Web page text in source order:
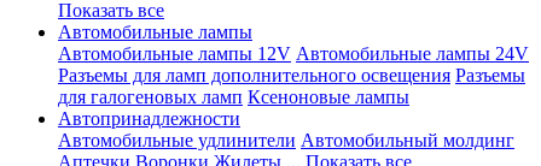
Показать все
Автомобильные лампы
Автомобильные лампы 12V Автомобильные лампы 24V
Разъемы для ламп дополнительного освещения Разъемы
для галогеновых ламп Ксеноновые лампы
Автопринадлежности
Автомобильные удлинители Автомобильный молдинг
Аптечки Воронки Жилеты ... Показать все